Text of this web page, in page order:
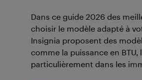
Dans ce guide 2026 des
choisir le modèle adapté à
Insignia proposent des
comme la puissance en
particulièrement dans les